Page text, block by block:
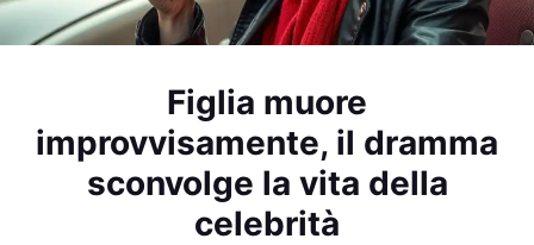
Figlia muore
improvvisamente, il dramma
sconvolge la vita della
celebrità